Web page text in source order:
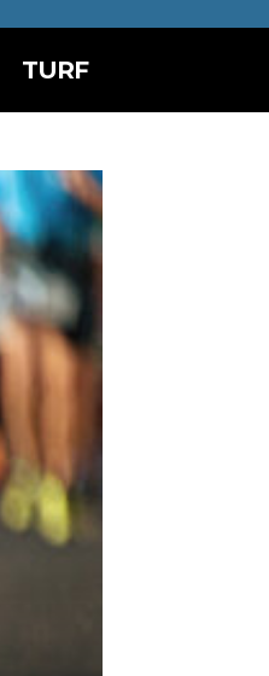
TURF